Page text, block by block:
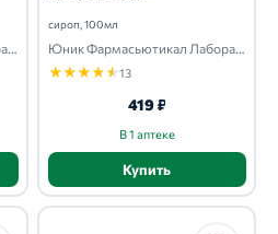
Юник Фаpмасьютикал Лабоpатоpиз
сироп, 100мл
Юник Фаpмасьютикал Лабоpатоpиз
★★★★★13
419 ₽
В 1 аптеке
Купить